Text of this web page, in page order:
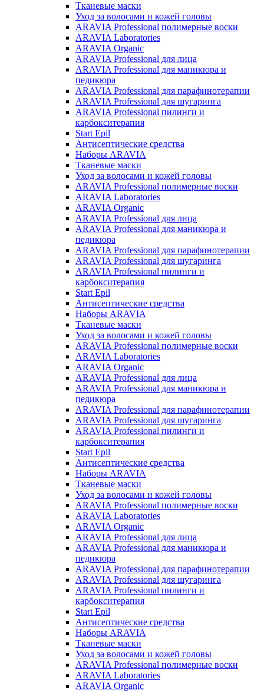
Тканевые маски
Уход за волосами и кожей головы
ARAVIA Professional полимерные воски
ARAVIA Laboratories
ARAVIA Organic
ARAVIA Professional для лица
ARAVIA Professional для маникюра и
педикюра
ARAVIA Professional для парафинотерапии
ARAVIA Professional для шугаринга
ARAVIA Professional пилинги и
карбокситерапия
Start Epil
Антисептические средства
Наборы ARAVIA
Тканевые маски
Уход за волосами и кожей головы
ARAVIA Professional полимерные воски
ARAVIA Laboratories
ARAVIA Organic
ARAVIA Professional для лица
ARAVIA Professional для маникюра и
педикюра
ARAVIA Professional для парафинотерапии
ARAVIA Professional для шугаринга
ARAVIA Professional пилинги и
карбокситерапия
Start Epil
Антисептические средства
Наборы ARAVIA
Тканевые маски
Уход за волосами и кожей головы
ARAVIA Professional полимерные воски
ARAVIA Laboratories
ARAVIA Organic
ARAVIA Professional для лица
ARAVIA Professional для маникюра и
педикюра
ARAVIA Professional для парафинотерапии
ARAVIA Professional для шугаринга
ARAVIA Professional пилинги и
карбокситерапия
Start Epil
Антисептические средства
Наборы ARAVIA
Тканевые маски
Уход за волосами и кожей головы
ARAVIA Professional полимерные воски
ARAVIA Laboratories
ARAVIA Organic
ARAVIA Professional для лица
ARAVIA Professional для маникюра и
педикюра
ARAVIA Professional для парафинотерапии
ARAVIA Professional для шугаринга
ARAVIA Professional пилинги и
карбокситерапия
Start Epil
Антисептические средства
Наборы ARAVIA
Тканевые маски
Уход за волосами и кожей головы
ARAVIA Professional полимерные воски
ARAVIA Laboratories
ARAVIA Organic